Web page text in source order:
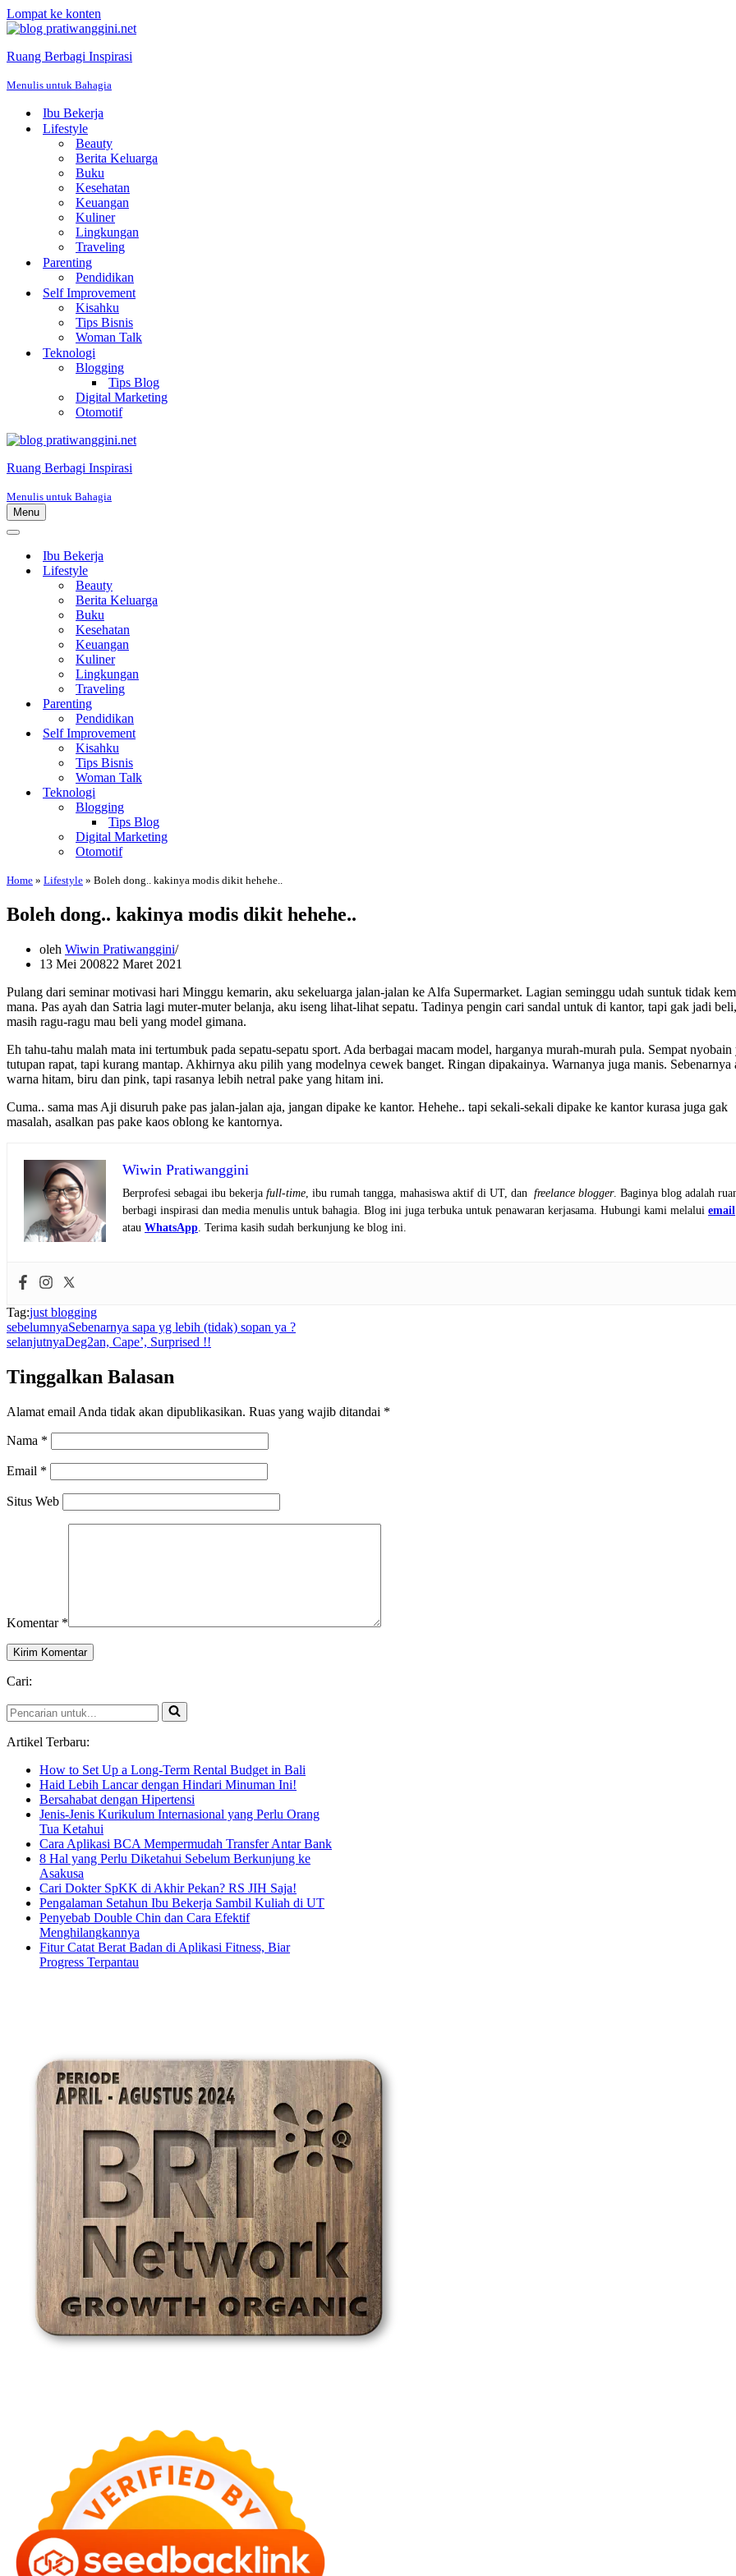
Lompat ke konten
Ruang Berbagi Inspirasi
Menulis untuk Bahagia
Ibu Bekerja
Lifestyle
Beauty
Berita Keluarga
Buku
Kesehatan
Keuangan
Kuliner
Lingkungan
Traveling
Parenting
Pendidikan
Self Improvement
Kisahku
Tips Bisnis
Woman Talk
Teknologi
Blogging
Tips Blog
Digital Marketing
Otomotif
Ruang Berbagi Inspirasi
Menulis untuk Bahagia
Menu
Menu
Menu
NavigasiIbu Bekerja
Lifestyle
Beauty
Berita Keluarga
Buku
Kesehatan
Keuangan
Kuliner
Lingkungan
Traveling
Parenting
Pendidikan
Self Improvement
Kisahku
Tips Bisnis
Woman Talk
Teknologi
Blogging
Tips Blog
Digital Marketing
Otomotif
Home » Lifestyle » Boleh dong.. kakinya modis dikit hehehe..
Boleh dong.. kakinya modis dikit hehehe..
oleh Wiwin Pratiwanggini
13 Mei 200822 Maret 2021
Pulang dari seminar motivasi hari Minggu kemarin, aku sekeluarga jalan-jalan ke Alfa Supermarket. Lagian seminggu udah suntuk tidak
mana. Pas ayah dan Satria lagi muter-muter belanja, aku iseng lihat-lihat sepatu. Tadinya pengin cari sandal untuk di kantor, tapi gak jadi beli,
masih ragu-ragu mau beli yang model gimana.
Eh tahu-tahu malah mata ini tertumbuk pada sepatu-sepatu sport. Ada berbagai macam model, harganya murah-murah pula. Sempat nyobain
tutupan rapat, tapi kurang mantap. Akhirnya aku pilih yang modelnya cewek banget. Ringan dipakainya. Warnanya juga manis. Sebenarnya
warna hitam, biru dan pink, tapi rasanya lebih netral pake yang hitam ini.
Cuma.. sama mas Aji disuruh pake pas jalan-jalan aja, jangan dipake ke kantor. Hehehe.. tapi sekali-sekali dipake ke kantor kurasa juga gak
masalah, asalkan pas pake kaos oblong ke kantornya.
Wiwin Pratiwanggini
Berprofesi sebagai ibu bekerja full-time , ibu rumah tangga, mahasiswa aktif di UT, dan freelance blogger. Baginya blog adalah
berbagi inspirasi dan media menulis untuk bahagia. Blog ini juga terbuka untuk penawaran kerjasama. Hubungi kami melalui email
atau WhatsApp . Terima kasih sudah berkunjung ke blog ini.
Tag:just blogging
sebelumnyaSebenarnya sapa yg lebih (tidak) sopan ya ?
selanjutnyaDeg2an, Cape’, Surprised !!
Tinggalkan Balasan
Alamat email Anda tidak akan dipublikasikan. Ruas yang wajib ditandai *
Nama *
Email *
Situs Web
Komentar *
Cari:
Pencarian
untuk...
Artikel Terbaru:
How to Set Up a Long-Term Rental Budget in Bali
Haid Lebih Lancar dengan Hindari Minuman Ini!
Bersahabat dengan Hipertensi
Jenis-Jenis Kurikulum Internasional yang Perlu Orang
Tua Ketahui
Cara Aplikasi BCA Mempermudah Transfer Antar Bank
8 Hal yang Perlu Diketahui Sebelum Berkunjung ke
Asakusa
Cari Dokter SpKK di Akhir Pekan? RS JIH Saja!
Pengalaman Setahun Ibu Bekerja Sambil Kuliah di UT
Penyebab Double Chin dan Cara Efektif
Menghilangkannya
Fitur Catat Berat Badan di Aplikasi Fitness, Biar
Progress Terpantau